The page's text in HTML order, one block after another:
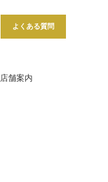
よくある質問
店舗案内